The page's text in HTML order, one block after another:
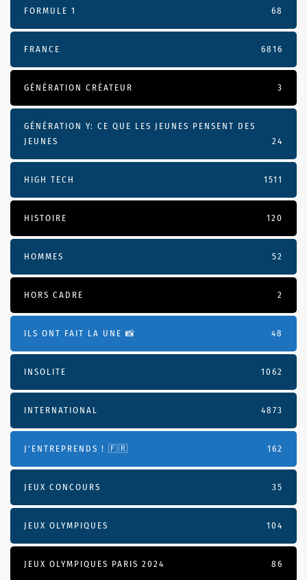
FORMULE 1 68
FRANCE 6816
GÉNÉRATION CRÉATEUR 3
GÉNÉRATION Y: CE QUE LES JEUNES PENSENT DES
JEUNES
24
HIGH TECH 1511
HISTOIRE 120
HOMMES 52
HORS CADRE 2
ILS ONT FAIT LA UNE 📸 48
INSOLITE 1062
INTERNATIONAL 4873
J'ENTREPRENDS ! 🇫🇷 162
JEUX CONCOURS 35
JEUX OLYMPIQUES 104
JEUX OLYMPIQUES PARIS 2024 86